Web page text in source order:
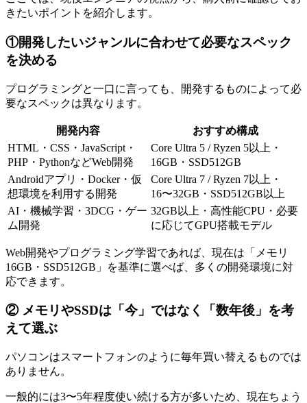
きたいポイントを紹介します。
①開発したいジャンルに合わせて必要なスペック
を決める
プログラミングと一口に言っても、開発するものによって必
要なスペックは異なります。
開発内容
おすすめ構成
HTML・CSS・JavaScript・
PHP・PythonなどWeb開発
Core Ultra 5 / Ryzen 5以上・
16GB・SSD512GB
Androidアプリ・Docker・仮
想環境を利用する開発
Core Ultra 7 / Ryzen 7以上・
16〜32GB・SSD512GB以上
AI・機械学習・3DCG・ゲー
ム開発
32GB以上・高性能CPU・必要
に応じてGPU搭載モデル
Web開発やプログラミング学習であれば、現在は「メモリ
16GB・SSD512GB」を基準に選べば、多くの開発環境に対
応できます。
② メモリやSSDは「今」ではなく「数年後」を考
えて選ぶ
パソコンはスマートフォンのように毎年買い替えるものでは
ありません。
一般的には3〜5年程度使い続ける方が多いため、現在ちょう